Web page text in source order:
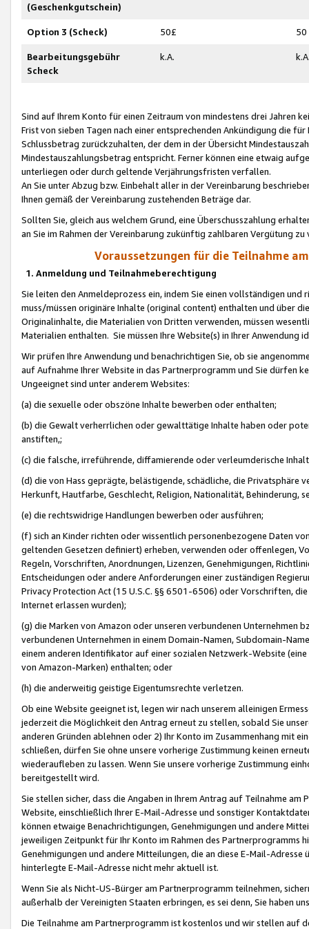
(Geschenkgutschein)
Option 3 (Scheck) 50£ 50
Bearbeitungsgebühr
Scheck
k.A.
Sind auf Ihrem Konto für einen Zeitraum von mindestens drei Jahren
Frist von sieben Tagen nach einer entsprechenden Ankündigung die
Schlussbetrag zurückzuhalten, der dem in der Übersicht
Mindestauszahlungsbetrag entspricht. Ferner können eine etwaig
unterliegen oder durch geltende Verjährungsfristen verfallen.
An Sie unter Abzug bzw. Einbehalt aller in der Vereinbarung
Ihnen gemäß der Vereinbarung zustehenden Beträge dar.
Sollten Sie, gleich aus welchem Grund, eine Überschusszahlung
an Sie im Rahmen der Vereinbarung zukünftig zahlbaren Vergütung zu
Voraussetzungen für die Teilnahme
1. Anmeldung und Teilnahmeberechtigung
Sie leiten den Anmeldeprozess ein, indem Sie einen vollständigen
muss/müssen originäre Inhalte (original content) enthalten und über
Originalinhalte, die Materialien von Dritten verwenden, müssen
Materialien enthalten. Sie müssen Ihre Website(s) in Ihrer Anwendung
Wir prüfen Ihre Anwendung und benachrichtigen Sie, ob sie
auf Aufnahme Ihrer Website in das Partnerprogramm und Sie dürfen
Ungeeignet sind unter anderem Websites:
(a) die sexuelle oder obszöne Inhalte bewerben oder enthalten;
(b) die Gewalt verherrlichen oder gewalttätige Inhalte haben oder
anstiften,;
(c) die falsche, irreführende, diffamierende oder verleumderische
(d) die von Hass geprägte, belästigende, schädliche, die Privatsphäre
Herkunft, Hautfarbe, Geschlecht, Religion, Nationalität, Behinderung,
(e) die rechtswidrige Handlungen bewerben oder ausführen;
(f) sich an Kinder richten oder wissentlich personenbezogene Daten
geltenden Gesetzen definiert) erheben, verwenden oder offenlegen,
Regeln, Vorschriften, Anordnungen, Lizenzen, Genehmigungen,
Entscheidungen oder andere Anforderungen einer zuständigen
Privacy Protection Act (15 U.S.C. §§ 6501-6506) oder Vorschriften,
Internet erlassen wurden);
(g) die Marken von Amazon oder unseren verbundenen Unternehmen
verbundenen Unternehmen in einem Domain-Namen, Subdomain-
einem anderen Identifikator auf einer sozialen Netzwerk-Website
von Amazon-Marken) enthalten; oder
(h) die anderweitig geistige Eigentumsrechte verletzen.
Ob eine Website geeignet ist, legen wir nach unserem alleinigen
jederzeit die Möglichkeit den Antrag erneut zu stellen, sobald Sie
anderen Gründen ablehnen oder 2) Ihr Konto im Zusammenhang mit
schließen, dürfen Sie ohne unsere vorherige Zustimmung keinen
wiederaufleben zu lassen. Wenn Sie unsere vorherige Zustimmung
bereitgestellt wird.
Sie stellen sicher, dass die Angaben in Ihrem Antrag auf Teilnahme
Website, einschließlich Ihrer E-Mail-Adresse und sonstiger
können etwaige Benachrichtigungen, Genehmigungen und andere
jeweiligen Zeitpunkt für Ihr Konto im Rahmen des Partnerprogramms
Genehmigungen und andere Mitteilungen, die an diese E-Mail-
hinterlegte E-Mail-Adresse nicht mehr aktuell ist.
Wenn Sie als Nicht-US-Bürger am Partnerprogramm teilnehmen,
außerhalb der Vereinigten Staaten erbringen, es sei denn, Sie haben
Die Teilnahme am Partnerprogramm ist kostenlos und wir stellen auf